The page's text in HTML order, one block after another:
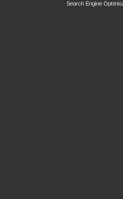
Search Engine